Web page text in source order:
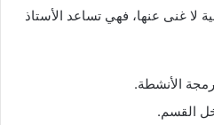
لا غنى عنها، فهي تساعد الأستاذ
الأنشطة.
القسم.